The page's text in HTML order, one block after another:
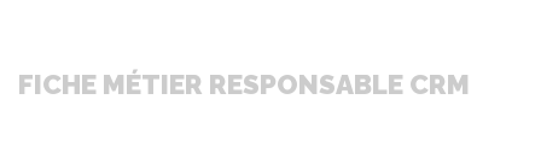
FICHE MÉTIER RESPONSABLE CRM